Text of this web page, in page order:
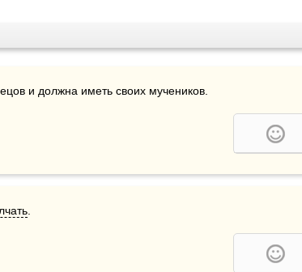
и должна иметь своих мучеников.